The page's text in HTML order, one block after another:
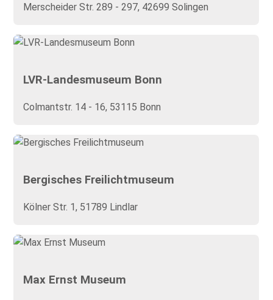
Merscheider Str. 289 - 297, 42699 Solingen
LVR-Landesmuseum Bonn
Colmantstr. 14 - 16, 53115 Bonn
Bergisches Freilichtmuseum
Kölner Str. 1, 51789 Lindlar
Max Ernst Museum